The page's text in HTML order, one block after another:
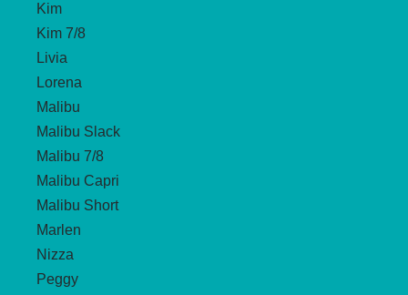
Kim
Kim 7/8
Livia
Lorena
Malibu
Malibu Slack
Malibu 7/8
Malibu Capri
Malibu Short
Marlen
Nizza
Peggy